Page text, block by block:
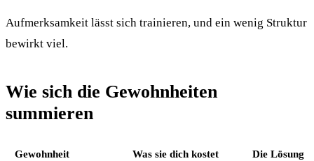
Aufmerksamkeit lässt sich trainieren, und ein wenig Struktur
bewirkt viel.
Wie sich die Gewohnheiten
summieren
Gewohnheit Was sie dich kostet Die Lösung